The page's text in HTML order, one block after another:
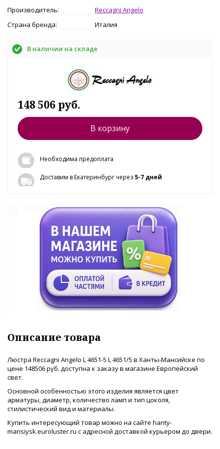
Производитель:
Reccagni Angelo
Страна бренда:
Италия
В наличии на складе
148 506 руб.
В корзину
Необходима предоплата
Доставим в Екатеринбург через 5-7 дней
Описание товара
Люстра Reccagni Angelo L 4651-5 L 4651/5 в Ханты-Мансийске по
цене 148506 руб. доступна к заказу в магазине Европейский
свет.
Основной особенностью этого изделия является цвет
арматуры, диаметр, количество ламп и тип цоколя,
стилистический вид и материалы.
Купить интересующий товар можно на сайте hanty-
mansiysk.euroluster.ru с адресной доставкой курьером до двери.